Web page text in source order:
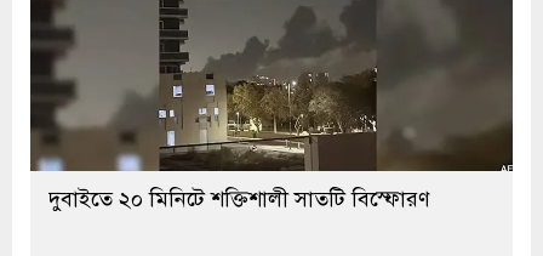
দুবাইতে ২০ মিনিটে শক্তিশালী সাতটি বিস্ফোরণ